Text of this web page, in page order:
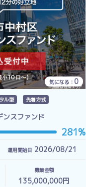
気になる： 0
ル型 先着方式
スファンド
281%
運用開始日 2026/08/21
募集金額
135,000,000円